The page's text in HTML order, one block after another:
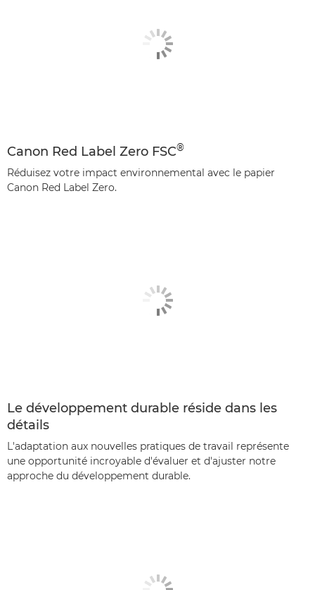
Canon Red Label Zero FSC®
Réduisez votre impact environnemental avec le papier
Canon Red Label Zero.
Le développement durable réside dans les
détails
L'adaptation aux nouvelles pratiques de travail représente
une opportunité incroyable d'évaluer et d'ajuster notre
approche du développement durable.